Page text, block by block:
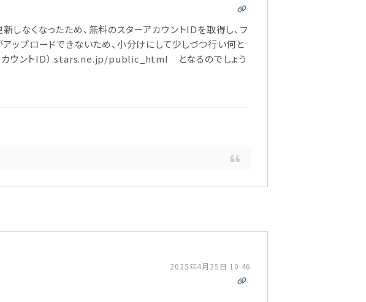
しなくなったため、無料のスターアカウントIDを取得し、フ
ップロードできないため、小分けにして少しづつ行い何と
カウントID）.stars.ne.jp/public_html となるのでしょう
2025年4月25日 10:46